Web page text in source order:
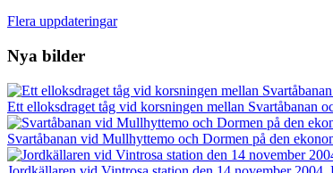
Flera uppdateringar
Nya bilder
Ett elloksdraget tåg vid korsningen mellan Svartåbanan
Svartåbanan vid Mullhyttemo och Dormen på den